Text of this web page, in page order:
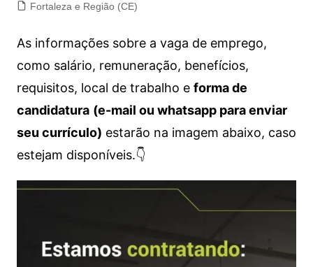
Fortaleza e Região (CE)
As informações sobre a vaga de emprego,
como salário, remuneração, benefícios,
requisitos, local de trabalho e forma de
candidatura (e-mail ou whatsapp para enviar
seu currículo) estarão na imagem abaixo, caso
estejam disponíveis.👇